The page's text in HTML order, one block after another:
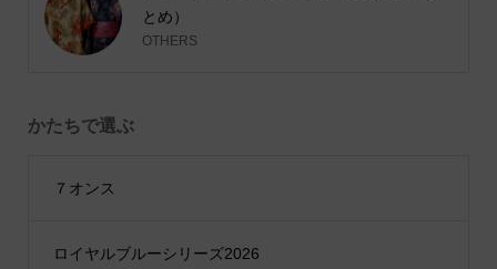
とめ）
OTHERS
かたちで選ぶ
７オンス
ロイヤルブルーシリーズ2026